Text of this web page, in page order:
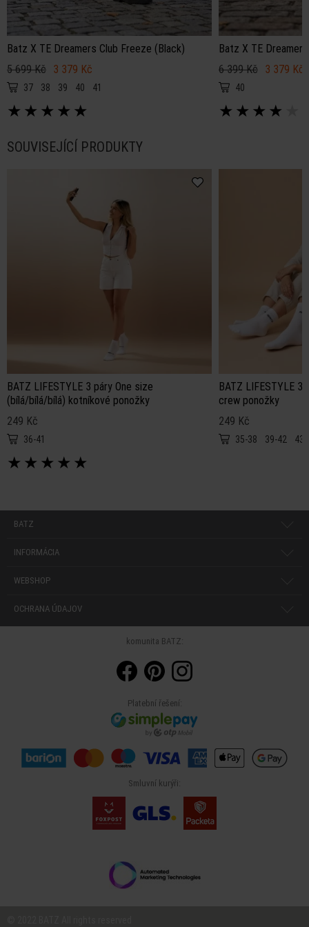
Batz X TE Dreamers Club Freeze (Black)
5 699 Kč 3 379 Kč
37 38 39 40 41
★ ★ ★ ★ ★
Batz X TE
6 399 Kč 3 379 Kč
40
★ ★ ★ ★
SOUVISEJÍCÍ PRODUKTY
BATZ LIFESTYLE 3 páry One size
(bílá/bílá/bílá) kotníkové ponožky
249 Kč
36-41
★ ★ ★ ★ ★
BATZ LIFESTYLE
crew ponožky
249 Kč
35-38 39-42
BATZ
INFORMÁCIA
WEBSHOP
OCHRANA ÚDAJOV
komunita BATZ:
Platební řešení:
Smluvní kurýři: